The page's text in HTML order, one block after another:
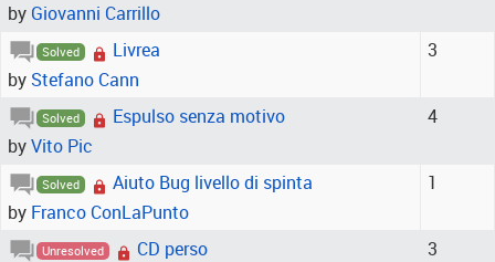
by Giovanni Carrillo
Solved
Livrea
by Stefano Cann
3
Solved
Espulso senza motivo
byVito Pic
4
Solved
Aiuto Bug livello di spinta
by Franco ConLaPunto
1
Unresolved
CD perso
3